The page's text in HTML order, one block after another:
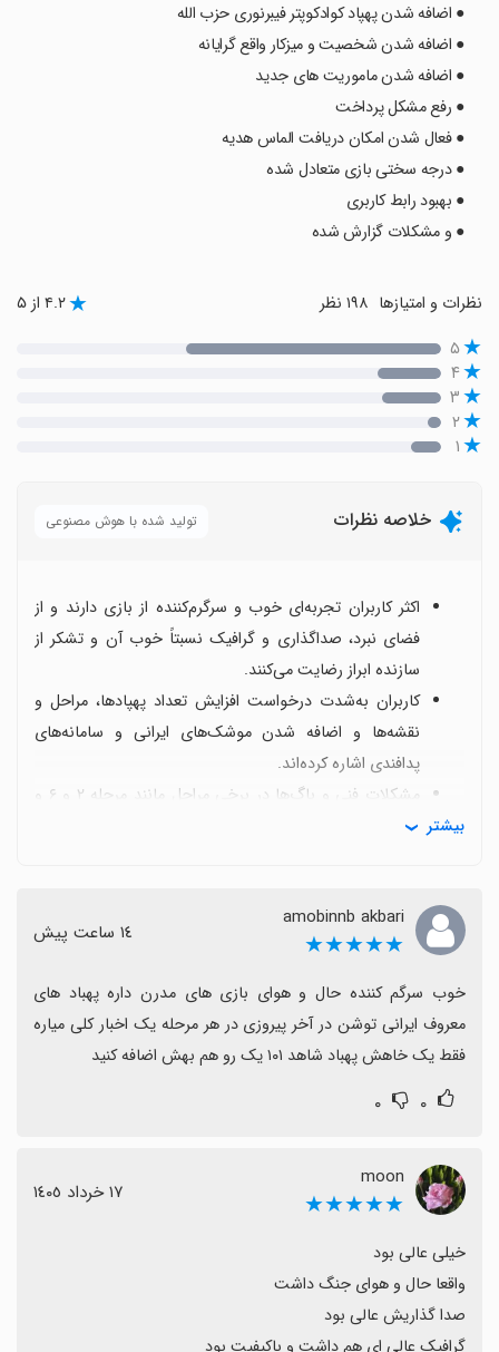
● اضافه شدن پهپاد کوادکوپتر فیبرنوری حزب الله
● اضافه شدن شخصیت و میزکار واقع گرایانه
● اضافه شدن ماموریت های جدید
● رفع مشکل پرداخت
● فعال شدن امکان دریافت الماس هدیه
● درجه سختی بازی متعادل شده
● بهبود رابط کاربری
● و مشکلات گزارش شده
نظرات و امتیازها ۴.۲ از ۵
۵
۴
۳
۲
۱
خلاصه نظرات تولید شده با هوش مصنوعی
اکثر کاربران تجربه‌ای خوب و سرگرم‌کننده از بازی دارند و از
فضای نبرد، صداگذاری و گرافیک نسبتاً خوب آن و تشکر از
سازنده ابراز رضایت می‌کنند.
کاربران به‌شدت درخواست افزایش تعداد پهپادها، مراحل و
نقشه‌ها و اضافه شدن موشک‌های ایرانی و سامانه‌های
پدافندی اشاره کرده‌اند.
گاهی لگ‌های گرافیکی یا مسیرهای غیرقابل عبور دیده
بسیاری از کاربران خواهان کاهش قیمت‌ها یا راه‌های کسب
رایگان‌تر هستند.
برخی درخواست‌ها برای حالت‌های چندنفره، داشتن حساب
کاربری و امکانات سفارشی‌سازی بیشتر یا تجربه آنلاین مطرح
شده است.
باگ‌ها می‌تواند تجربه‌ای عالی و ارزشمند ارائه دهد.
بیشتر
amobinnb akbari
★★★★★ ١٤ ساعت پیش
فقط یک خاهش پهباد شاهد ۱۰۱ یک رو هم بهش اضافه کنید
۰ ۰
moon
★★★★★ ١٧ خرداد ١٤٠٥